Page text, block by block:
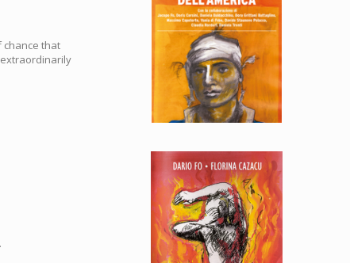
chance that